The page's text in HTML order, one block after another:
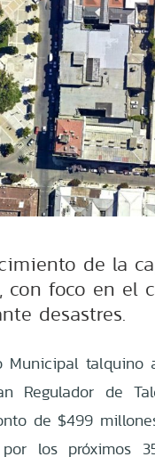
de la
con foco en el
desastres.
Municipal talquino
Regulador de
de $499
los próximos